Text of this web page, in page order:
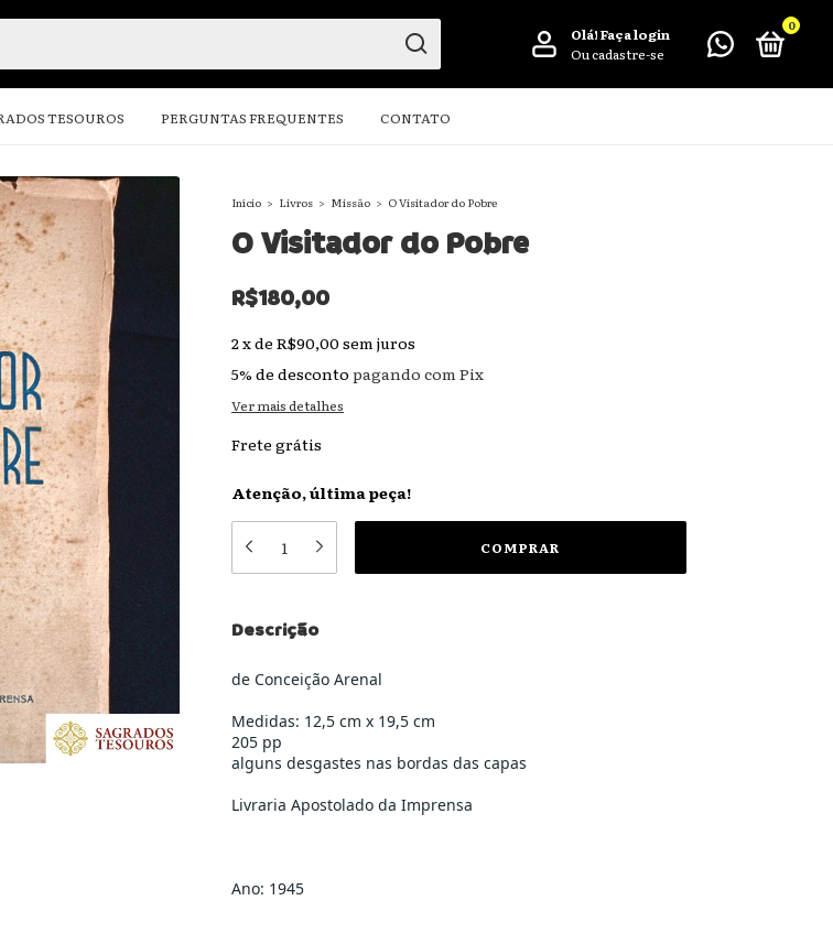
Olá!Faça login
Ou cadastre-se
0
TESOUROS PERGUNTAS FREQUENTES CONTATO
Início > Livros > Missão > O Visitador do Pobre
O Visitador do Pobre
R$180,00
2xde R$90,00 sem juros
5% de desconto pagando com Pix
Ver mais detalhes
Frete grátis
Atenção, última peça!
Descrição
de Conceição Arenal
Medidas: 12,5 cm x 19,5 cm
205 pp
alguns desgastes nas bordas das capas
Livraria Apostolado da Imprensa
Ano: 1945